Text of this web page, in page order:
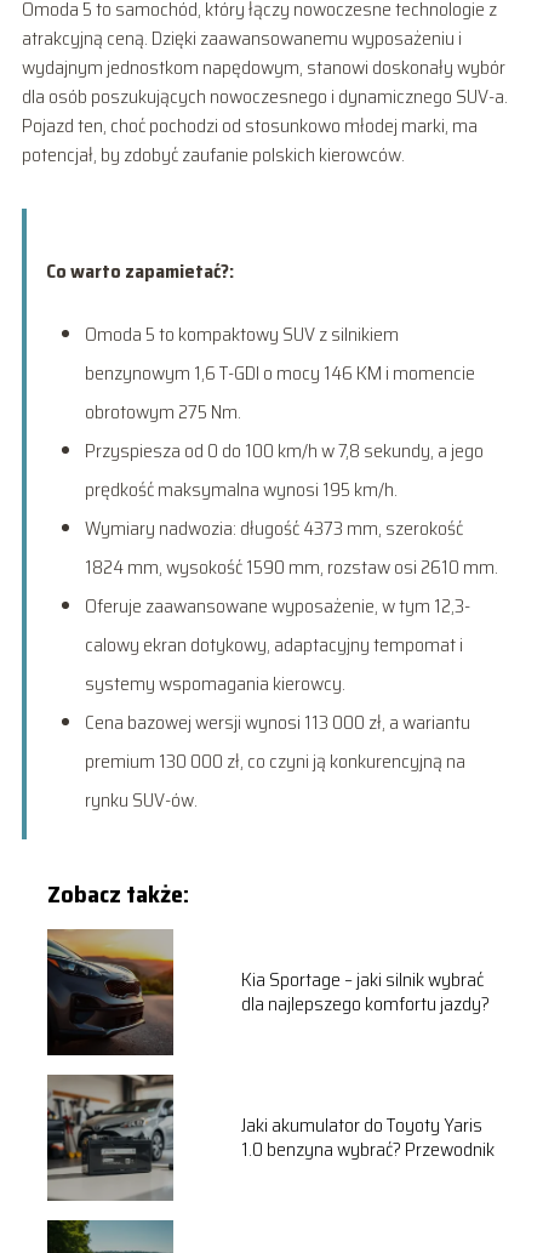
Omoda 5 to samochód, który łączy nowoczesne technologie z
atrakcyjną ceną. Dzięki zaawansowanemu wyposażeniu i
wydajnym jednostkom napędowym, stanowi doskonały wybór
dla osób poszukujących nowoczesnego i dynamicznego SUV-a.
Pojazd ten, choć pochodzi od stosunkowo młodej marki, ma
potencjał, by zdobyć zaufanie polskich kierowców.
Co warto zapamietać?:
Omoda 5 to kompaktowy SUV z silnikiem
benzynowym 1,6 T-GDI o mocy 146 KM i momencie
obrotowym 275 Nm.
Przyspiesza od 0 do 100 km/h w 7,8 sekundy, a jego
prędkość maksymalna wynosi 195 km/h.
Wymiary nadwozia: długość 4373 mm, szerokość
1824 mm, wysokość 1590 mm, rozstaw osi 2610 mm.
Oferuje zaawansowane wyposażenie, w tym 12,3-
calowy ekran dotykowy, adaptacyjny tempomat i
systemy wspomagania kierowcy.
Cena bazowej wersji wynosi 113 000 zł, a wariantu
premium 130 000 zł, co czyni ją konkurencyjną na
rynku SUV-ów.
Zobacz także:
Kia Sportage – jaki silnik wybrać
dla najlepszego komfortu jazdy?
Jaki akumulator do Toyoty Yaris
1.0 benzyna wybrać? Przewodnik